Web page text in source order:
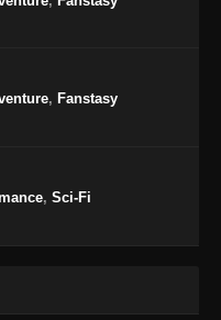
, Fanstasy
, Sci-Fi